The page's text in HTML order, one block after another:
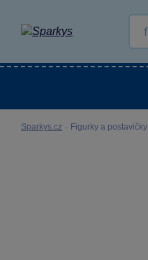
Sparkys.cz · Figurky a postavičky